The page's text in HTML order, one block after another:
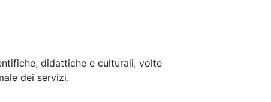
didattiche e culturali, volte
dei servizi.